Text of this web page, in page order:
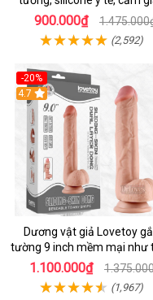
thật
900.000₫
(2,592)
-20%
Hot
4.7
Dương vật giả Lovetoy
tường 9 inch mềm mại như
1.100.000₫
(1,967)